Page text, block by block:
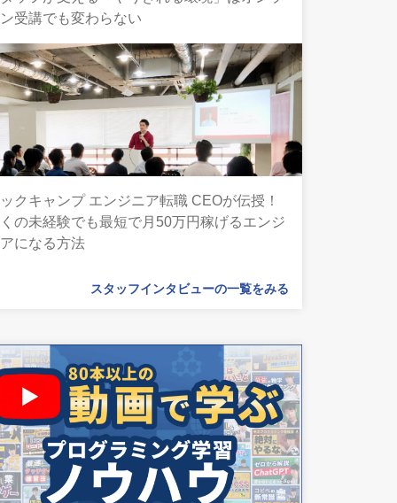
受講でも変わらない
クキャンプ エンジニア転職 CEOが伝授！
の未経験でも最短で月50万円稼げるエンジ
になる方法
スタッフインタビューの一覧をみる